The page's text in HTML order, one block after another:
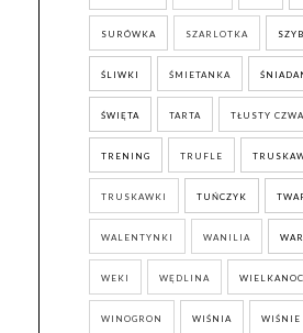
SURÓWKA SZARLOTKA
ŚLIWKI ŚMIETANKA
ŚWIĘTA TARTA TŁUSTY
TRENING TRUFLE
TRUSKAWKI TUŃCZYK
WALENTYNKI WANILIA
WEKI WĘDLINA WIELKANOC
WINOGRON WIŚNIA WIŚNIE